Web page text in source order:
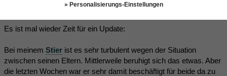
Es ist mal wieder Zeit für ein Update:
Bei meinem Stier ist es sehr turbulent wegen der Situation
zwischen seinen Eltern. Mittlerweile beruhigt sich das etwas. Aber
die letzten Wochen war er sehr damit beschäftigt für beide da zu
» Personalisierungs-Einstellungen